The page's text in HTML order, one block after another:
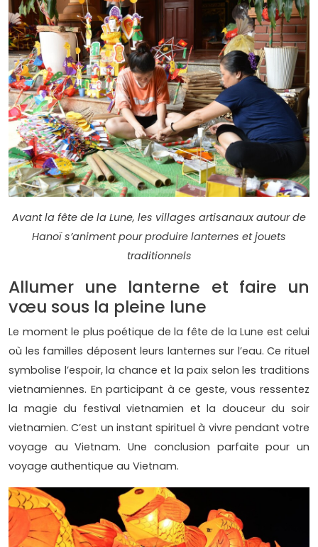
Avant la fête de la Lune, les villages artisanaux autour de
Hanoï s’animent pour produire lanternes et jouets
traditionnels
Allumer une lanterne et faire un
vœu sous la pleine lune
Le moment le plus poétique de la fête de la Lune est celui
où les familles déposent leurs lanternes sur l’eau. Ce rituel
symbolise l’espoir, la chance et la paix selon les traditions
vietnamiennes. En participant à ce geste, vous ressentez
la magie du festival vietnamien et la douceur du soir
vietnamien. C’est un instant spirituel à vivre pendant votre
voyage au Vietnam. Une conclusion parfaite pour un
voyage authentique au Vietnam.